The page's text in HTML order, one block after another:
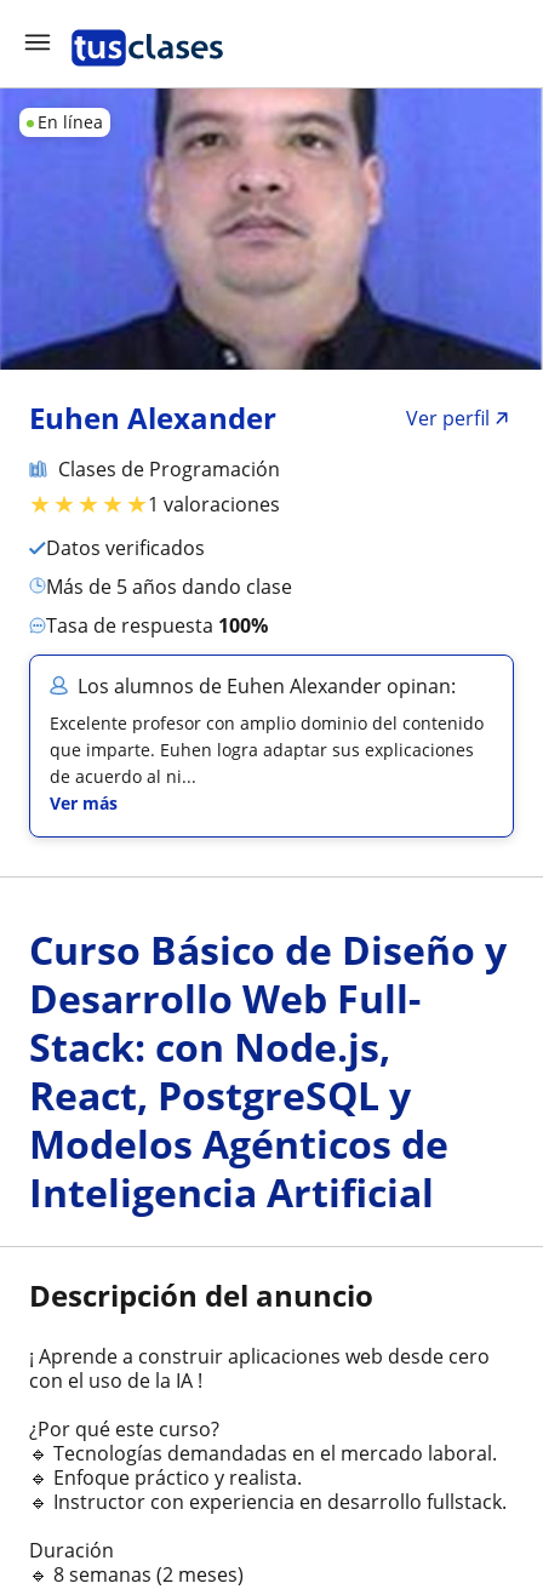
En línea
Euhen Alexander
Ver perfil
Clases de Programación
★★★★★1 valoraciones
Datos verificados
más de 5 años dando clase
Tasa de respuesta 100%
Los alumnos de Euhen Alexander opinan:
Excelente profesor con amplio dominio del contenido
que imparte. Euhen logra adaptar sus explicaciones
de acuerdo al ni...
Ver más
Curso Básico de Diseño y
Desarrollo Web Full-
Stack: con Node.js,
React, PostgreSQL y
Modelos Agénticos de
Inteligencia Artificial
Descripción del anuncio
¡ Aprende a construir aplicaciones web desde cero
con el uso de la IA !
¿Por qué este curso?
🔹 Tecnologías demandadas en el mercado laboral.
🔹 Enfoque práctico y realista.
🔹 Instructor con experiencia en desarrollo fullstack.
Duración
🔹 8 semanas (2 meses)